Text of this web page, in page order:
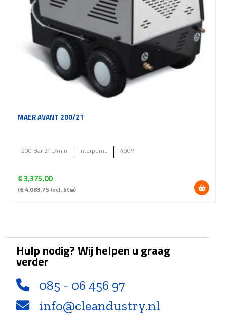
MAER AVANT 200/21
€3,375.00
(€ 4,083.75 incl. btw)
200 Bar 21L/min Interpump 400V
Hulp nodig? Wij helpen u graag
verder
085 - 06 456 97
info@cleandustry.nl